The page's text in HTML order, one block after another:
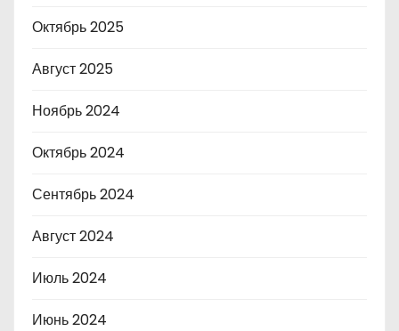
Октябрь 2025
Август 2025
Ноябрь 2024
Октябрь 2024
Сентябрь 2024
Август 2024
Июль 2024
Июнь 2024